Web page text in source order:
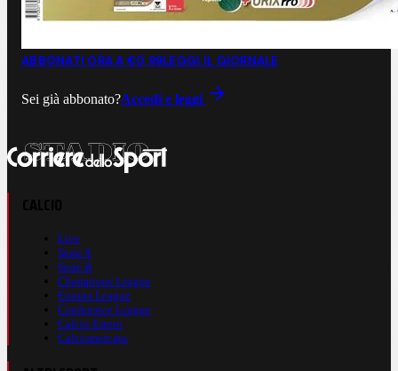
ABBONATI ORA A €0,99LEGGI IL GIORNALE
Sei già abbonato?Accedi e leggi
Live
Serie A
Serie B
Champions League
Europa League
Conference League
Calcio Estero
Calciomercato